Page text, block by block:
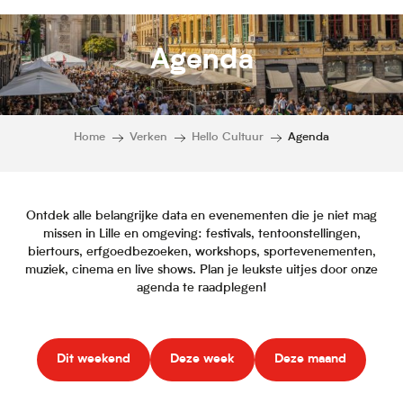
Agenda
Home Verken Hello Cultuur Agenda
Ontdek alle belangrijke data en evenementen die je niet mag
missen in Lille en omgeving: festivals, tentoonstellingen,
biertours, erfgoedbezoeken, workshops, sportevenementen,
muziek, cinema en live shows. Plan je leukste uitjes door onze
agenda te raadplegen!
Dit weekend Deze week Deze maand